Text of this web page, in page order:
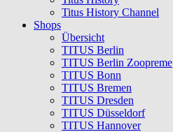
Titus History Channel
Shops
Übersicht
TITUS Berlin
TITUS Berlin Zoopreme
TITUS Bonn
TITUS Bremen
TITUS Dresden
TITUS Düsseldorf
TITUS Hannover